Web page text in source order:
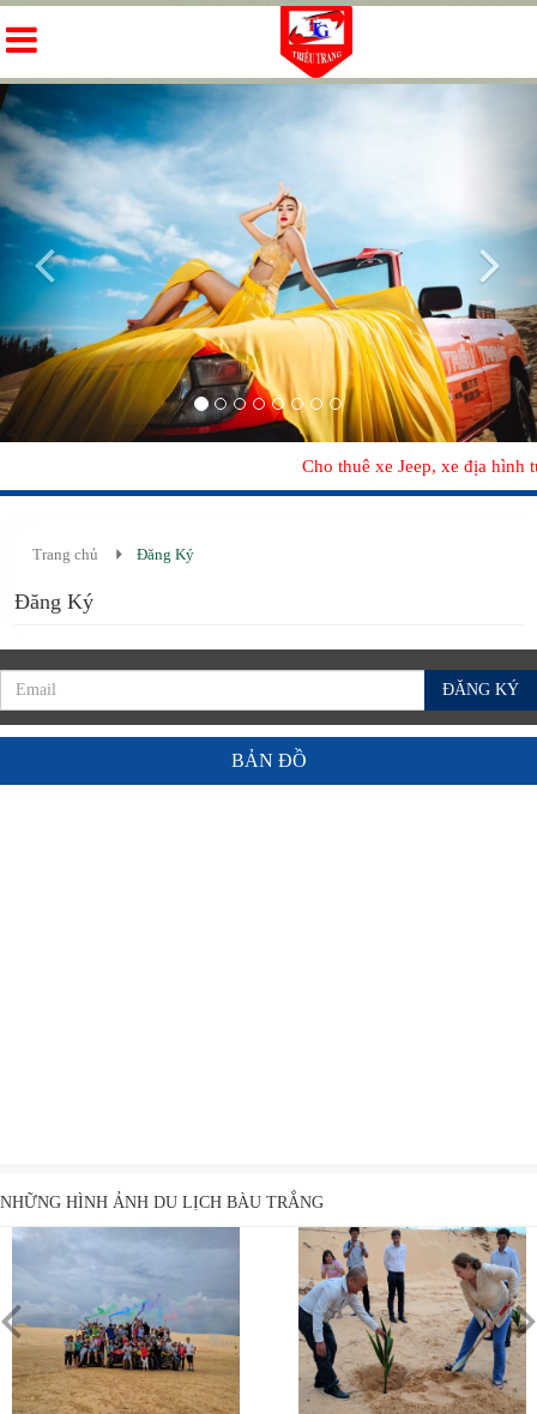
Cho thuê xe Jeep, xe địa hình tự
Trang chủ Đăng Ký
Đăng Ký
ĐĂNG KÝ
BẢN ĐỒ
NHỮNG HÌNH ẢNH DU LỊCH BÀU TRẮNG